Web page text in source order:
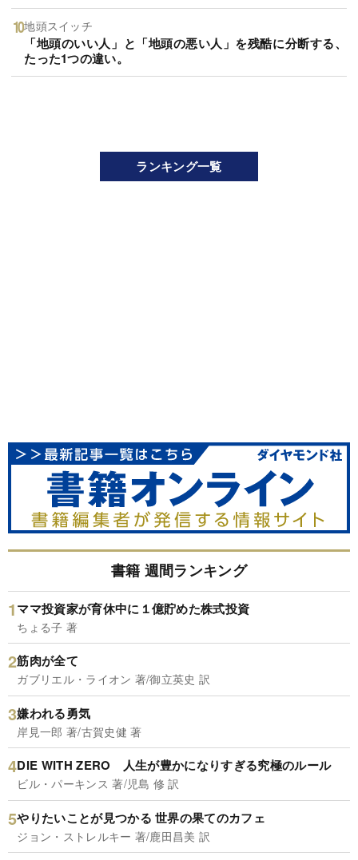
地頭スイッチ
「地頭のいい人」と「地頭の悪い人」を残酷に分断する、
たった1つの違い。
ランキング一覧
書籍 週間ランキング
ママ投資家が育休中に１億貯めた株式投資
ちょる子 著
筋肉が全て
ガブリエル・ライオン 著/御立英史 訳
嫌われる勇気
岸見一郎 著/古賀史健 著
DIE WITH ZERO 人生が豊かになりすぎる究極のルール
ビル・パーキンス 著/児島 修 訳
やりたいことが見つかる 世界の果てのカフェ
ジョン・ストレルキー 著/鹿田昌美 訳